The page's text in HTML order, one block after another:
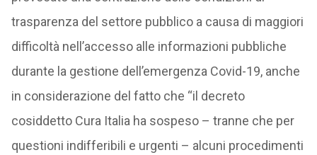
trasparenza del settore pubblico a causa di maggiori
difficoltà nell’accesso alle informazioni pubbliche
durante la gestione dell’emergenza Covid-19, anche
in considerazione del fatto che “il decreto
cosiddetto Cura Italia ha sospeso – tranne che per
questioni indifferibili e urgenti – alcuni procedimenti